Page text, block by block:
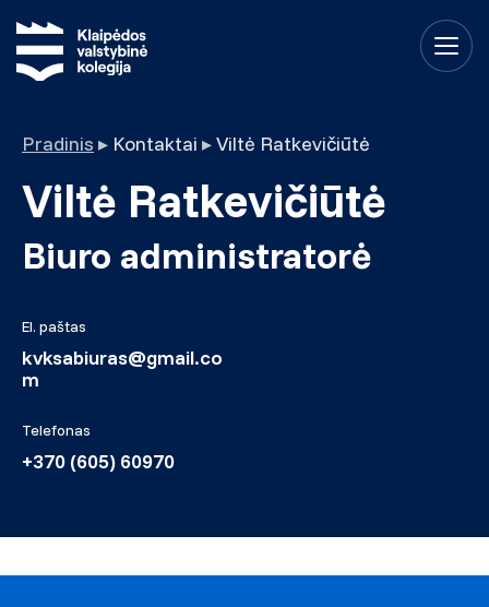
Pradinis ▸ Kontaktai ▸Viltė Ratkevičiūtė
Viltė Ratkevičiūtė
Biuro administratorė
El. paštas
kvksabiuras@gmail.co
m
Telefonas
+370 (605) 60970